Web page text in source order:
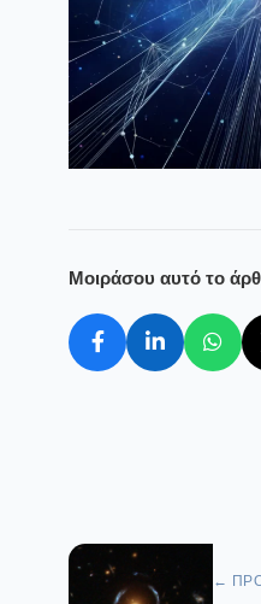
Μοιράσου αυτό το
←